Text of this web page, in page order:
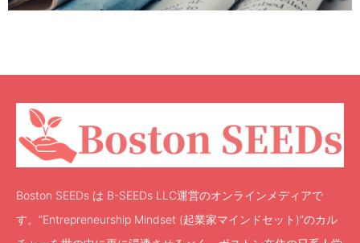
Boston SEEDs は B-SEEDs LLC運営のオンラインメディアで
す。”Entrepreneurship Mindset (起業家マインドセット)”のカル